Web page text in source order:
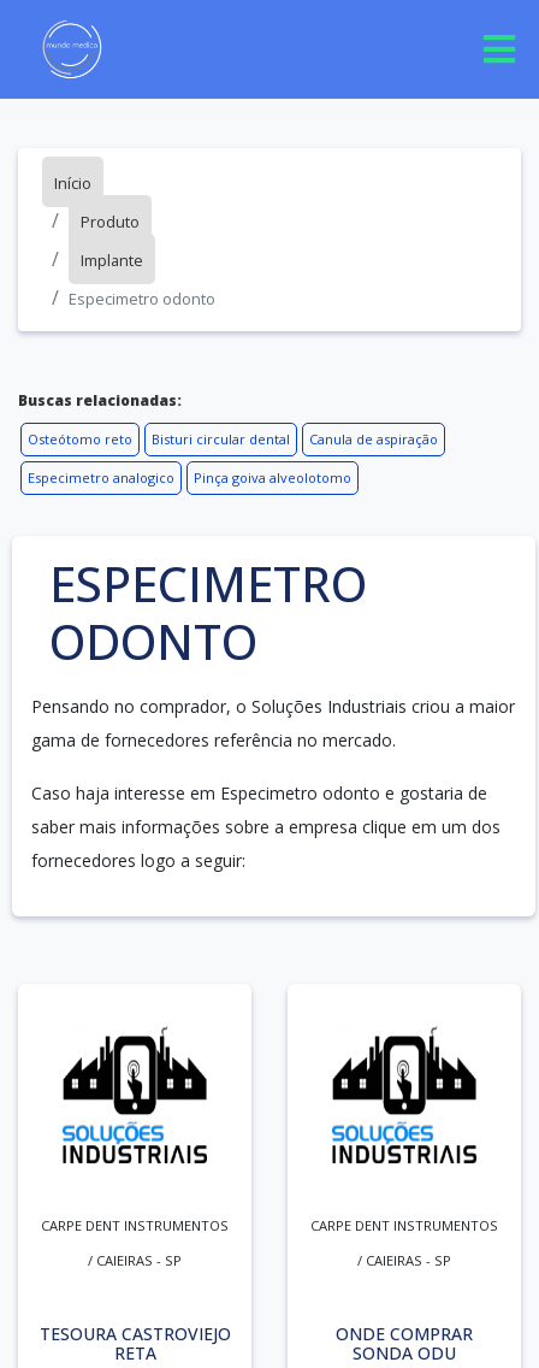
Início
Produto
Implante
Especimetro odonto
Buscas relacionadas:
Osteótomo reto Bisturi circular dental Canula de aspiração
Especimetro analogico Pinça goiva alveolotomo
ESPECIMETRO
ODONTO
Pensando no comprador, o Soluções Industriais criou a maior
gama de fornecedores referência no mercado.
Caso haja interesse em Especimetro odonto e gostaria de
saber mais informações sobre a empresa clique em um dos
fornecedores logo a seguir:
CARPE DENT INSTRUMENTOS
/ CAIEIRAS - SP
TESOURA CASTROVIEJO
RETA
CARPE DENT INSTRUMENTOS
/ CAIEIRAS - SP
ONDE COMPRAR
SONDA ODU